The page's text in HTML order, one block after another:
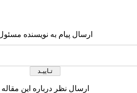
ارسال پیام به نویسنده
ارسال نظر درباره این مقاله